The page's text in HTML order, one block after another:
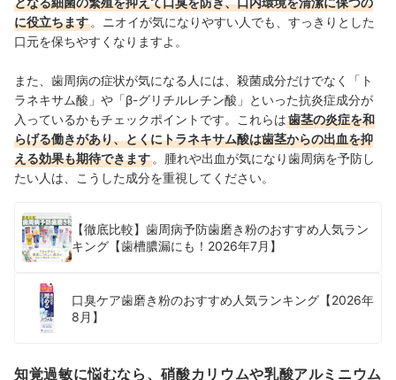
に役立ちます 。ニオイが気になりやすい人でも、すっきりとした
口元を保ちやすくなりますよ。
また、歯周病の症状が気になる人には、殺菌成分だけでなく「ト
ラネキサム酸」や「β-グリチルレチン酸」といった抗炎症成分が
入っているかもチェックポイントです。これらは歯茎の炎症を和
らげる働きがあり、とくにトラネキサム酸は歯茎からの出血を抑
える効果も期待できます 。腫れや出血が気になり歯周病を予防し
たい人は、こうした成分を重視してください。
【徹底比較】歯周病予防歯磨き粉のおすすめ人気ラン
キング【歯槽膿漏にも！2026年7月】
口臭ケア歯磨き粉のおすすめ人気ランキング【2026年
8月】
知覚過敏に悩むなら、硝酸カリウムや乳酸アルミニウム